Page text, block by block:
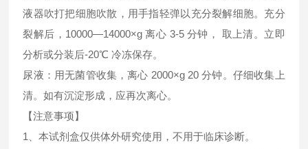
液器吹打把细胞吹散，用手指轻弹以充分裂解细胞。充分
裂解后，10000—14000×g 离心 3-5 分钟， 取上清。立即
分析或分装后-20℃ 冷冻保存。
尿液：用无菌管收集，离心 2000×g 20 分钟。仔细收集上
清。如有沉淀形成，应再次离心。
【注意事项】
1、本试剂盒仅供体外研究使用，不用于临床诊断。